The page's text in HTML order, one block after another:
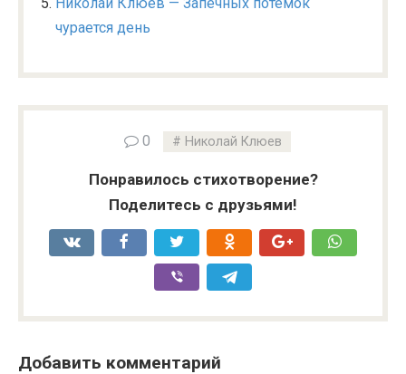
чурается день
0 Николай Клюев
Понравилось стихотворение?
Поделитесь с друзьями!
Добавить комментарий